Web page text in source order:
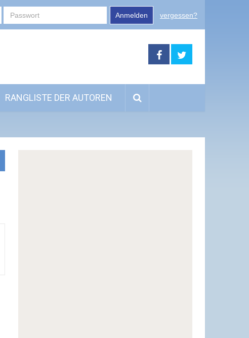
Anmelden vergessen?
RANGLISTE DER AUTOREN